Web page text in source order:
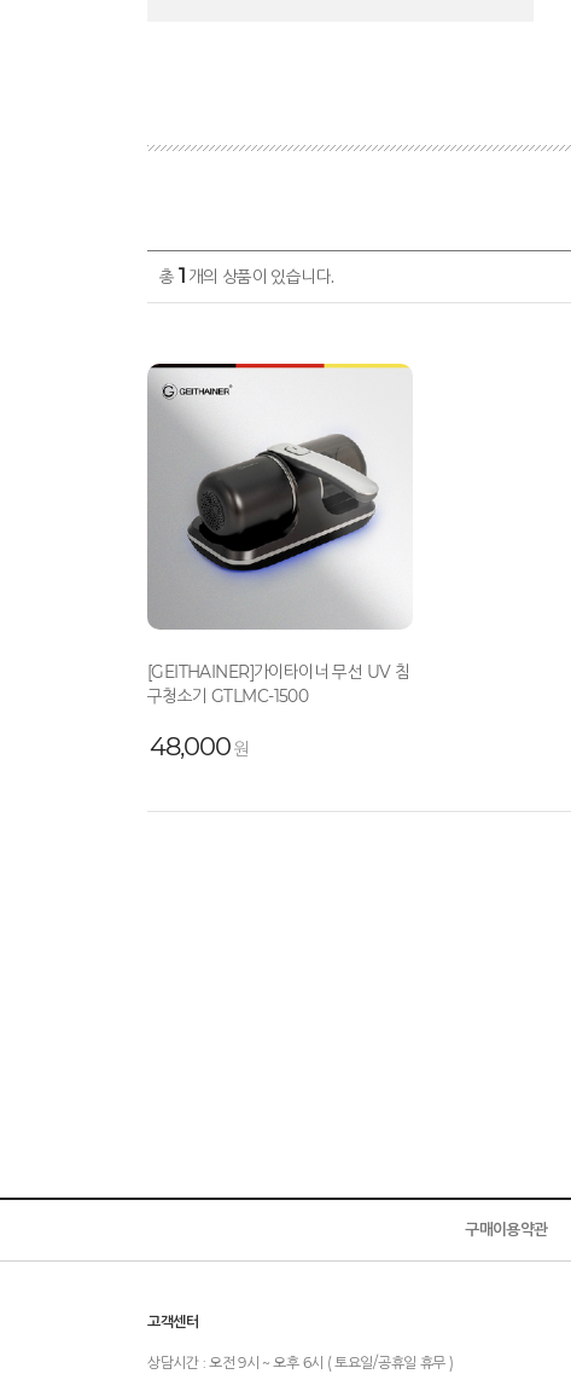
총 1 개의 상품이 있습니다.
[GEITHAINER]가이타이너 무선 UV 침
구청소기 GTLMC-1500
48,000원
구매이용약관
고객센터
상담시간 : 오전 9시 ~ 오후 6시 ( 토요일/공휴일 휴무 )